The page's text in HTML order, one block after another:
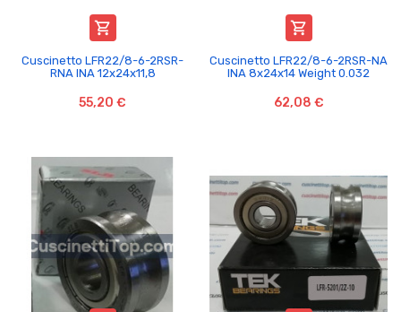

Cuscinetto LFR22/8-6-2RSR-
RNA INA 12x24x11,8
55,20 €

Cuscinetto LFR22/8-6-2RSR-NA
INA 8x24x14 Weight 0.032
62,08 €